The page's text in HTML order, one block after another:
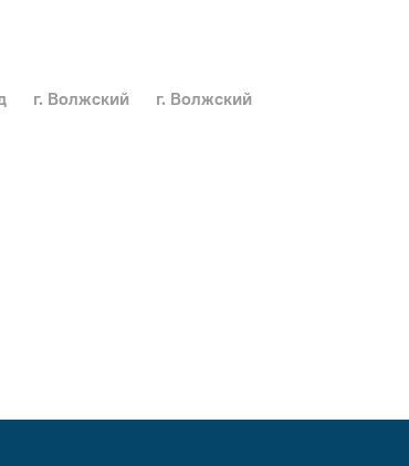
г. Волжский г. Волжский